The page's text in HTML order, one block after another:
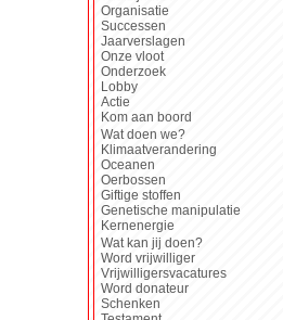
Organisatie
Successen
Jaarverslagen
Onze vloot
Onderzoek
Lobby
Actie
Kom aan boord
Wat doen we?
Klimaatverandering
Oceanen
Oerbossen
Giftige stoffen
Genetische manipulatie
Kernenergie
Wat kan jij doen?
Word vrijwilliger
Vrijwilligersvacatures
Word donateur
Schenken